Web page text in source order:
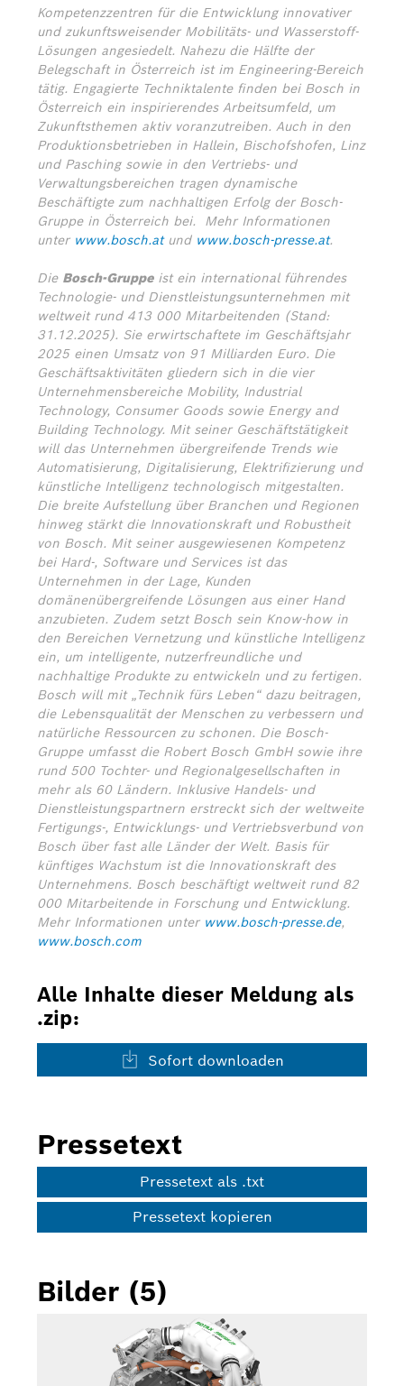
Kompetenzzentren für die Entwicklung innovativer
und zukunftsweisender Mobilitäts- und Wasserstoff-
Lösungen angesiedelt. Nahezu die Hälfte der
Belegschaft in Österreich ist im Engineering-Bereich
tätig. Engagierte Techniktalente finden bei Bosch in
Österreich ein inspirierendes Arbeitsumfeld, um
Zukunftsthemen aktiv voranzutreiben. Auch in den
Produktionsbetrieben in Hallein, Bischofshofen, Linz
und Pasching sowie in den Vertriebs- und
Verwaltungsbereichen tragen dynamische
Beschäftigte zum nachhaltigen Erfolg der Bosch-
Gruppe in Österreich bei. Mehr Informationen
unter www.bosch.atund www.bosch-presse.at.
Die Bosch-Gruppeist ein international führendes
Technologie- und Dienstleistungsunternehmen mit
weltweit rund 413 000 Mitarbeitenden (Stand:
31.12.2025). Sie erwirtschaftete im Geschäftsjahr
2025 einen Umsatz von 91 Milliarden Euro. Die
Geschäftsaktivitäten gliedern sich in die vier
Unternehmensbereiche Mobility, Industrial
Technology, Consumer Goods sowie Energy and
Building Technology. Mit seiner Geschäftstätigkeit
will das Unternehmen übergreifende Trends wie
Automatisierung, Digitalisierung, Elektrifizierung und
künstliche Intelligenz technologisch mitgestalten.
Die breite Aufstellung über Branchen und Regionen
hinweg stärkt die Innovationskraft und Robustheit
von Bosch. Mit seiner ausgewiesenen Kompetenz
bei Hard-, Software und Services ist das
Unternehmen in der Lage, Kunden
domänenübergreifende Lösungen aus einer Hand
anzubieten. Zudem setzt Bosch sein Know-how in
den Bereichen Vernetzung und künstliche Intelligenz
ein, um intelligente, nutzerfreundliche und
nachhaltige Produkte zu entwickeln und zu fertigen.
Bosch will mit „Technik fürs Leben“ dazu beitragen,
die Lebensqualität der Menschen zu verbessern und
natürliche Ressourcen zu schonen. Die Bosch-
Gruppe umfasst die Robert Bosch GmbH sowie ihre
rund 500 Tochter- und Regionalgesellschaften in
mehr als 60 Ländern. Inklusive Handels- und
Dienstleistungspartnern erstreckt sich der weltweite
Fertigungs-, Entwicklungs- und Vertriebsverbund von
Bosch über fast alle Länder der Welt. Basis für
künftiges Wachstum ist die Innovationskraft des
Unternehmens. Bosch beschäftigt weltweit rund 82
000 Mitarbeitende in Forschung und Entwicklung.
Mehr Informationen unter www.bosch-presse.de,
www.bosch.com
Alle Inhalte dieser Meldung als
.zip:
Sofort downloaden
Pressetext
Pressetext als .txt
Pressetext kopieren
Bilder (5)